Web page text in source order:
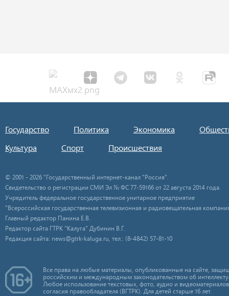
Государство Политика Экономика
Культура
Спорт Происшествия
© 2001 - 2026 "Государственный интернет-канал "Россия".
Свидетельство о регистрации СМИ Эл № ФС 77-59166 от 22 августа 2014 года.
Учредитель федеральное государственное унитарное предприятие
"Всероссийская государственная телевизионная и радиовещательная
Главный редактор Панина Е.В.
Редактор сайта ГТРК "Калуга" Дубинин В.Г.
Редакция сайта: news@gtrk-kaluga.ru, тел.: (8-4842) 57-81-10
Все права на любые материалы, опубликованные на сайте,
российским и международным законодательством об
Любое использование текстовых, фото, аудио и
согласия правообладателя (ВГТРК). Для детей старше 16 лет.